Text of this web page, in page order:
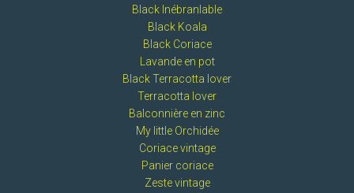
Black Inébranlable
Black Koala
Black Coriace
Lavande en pot
Black Terracotta lover
Terracotta lover
Balconnière en zinc
My little Orchidée
Coriace vintage
Panier coriace
Zeste vintage